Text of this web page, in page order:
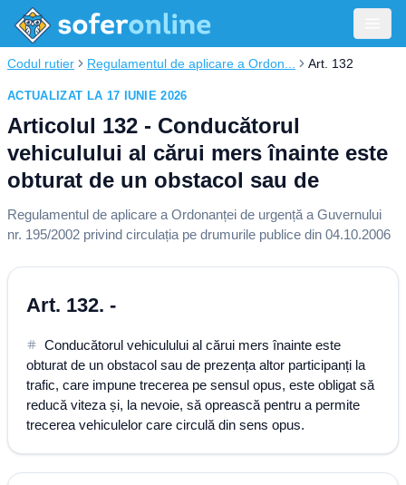
Codul rutier Regulamentul de aplicare a Ordon... Art. 132
ACTUALIZAT LA 17 IUNIE 2026
Articolul 132 - Conducătorul
vehiculului al cărui mers înainte este
obturat de un obstacol sau de
Regulamentul de aplicare a Ordonanței de urgență a Guvernului
nr. 195/2002 privind circulația pe drumurile publice din 04.10.2006
Art. 132. -
Conducătorul vehiculului al cărui mers înainte este
obturat de un obstacol sau de prezența altor participanți la
trafic, care impune trecerea pe sensul opus, este obligat să
reducă viteza și, la nevoie, să oprească pentru a permite
trecerea vehiculelor care circulă din sens opus.